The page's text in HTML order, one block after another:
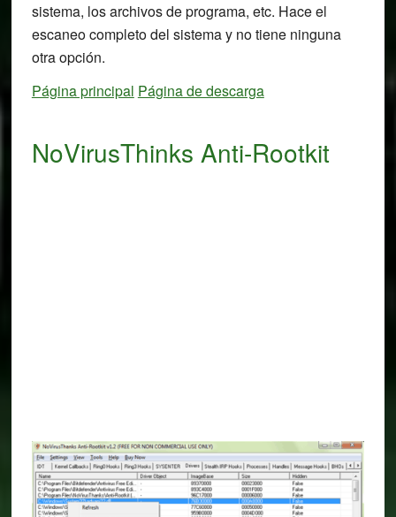
sistema, los archivos de programa, etc. Hace el
escaneo completo del sistema y no tiene ninguna
otra opción.
Página principal Página de descarga
NoVirusThinks Anti-Rootkit